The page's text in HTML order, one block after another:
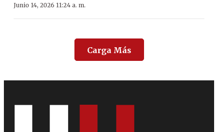
Junio 14, 2026 11:24 a. m.
Carga Más